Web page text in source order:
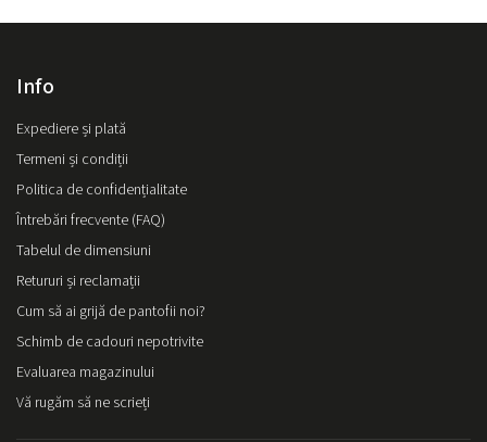
Info
Expediere și plată
Termeni și condiții
Politica de confidențialitate
Întrebări frecvente (FAQ)
Tabelul de dimensiuni
Retururi și reclamații
Cum să ai grijă de pantofii noi?
Schimb de cadouri nepotrivite
Evaluarea magazinului
Vă rugăm să ne scrieți